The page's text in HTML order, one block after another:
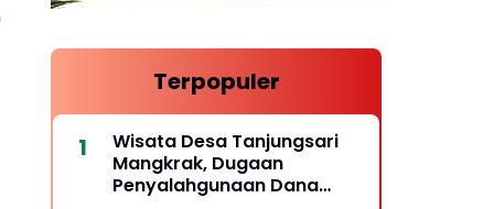
Terpopuler
Wisata Desa Tanjungsari
Mangkrak, Dugaan
Penyalahgunaan Dana